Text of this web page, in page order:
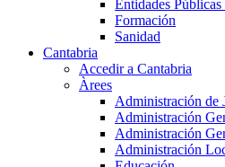
Entidades Públicas
Formación
Sanidad
Cantabria
Accedir a Cantabria
Àrees
Administración de
Administración
Administración
Administración